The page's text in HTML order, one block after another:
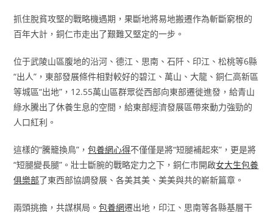
抓住脫貧攻堅的戰略機遇期，果斷地將易地搬遷作為斬斷窮根的
百年大計，銅仁市走出了艱難又堅定的一步。
位于武陵山區腹地的沿河、德江、思南、石阡、印江、松桃等6縣
“出人”，東部發展條件相對較好的碧江、萬山、大龍、銅仁高新區
等城區“出地”，12.55萬山區群眾從西部向東部遷徙進發，給青山
綠水騰出了休養生息的空間，給東部經濟發展區帶來動力強勁的
人口紅利。
這樣的“騰籠換鳥”，包養網心得不僅僅是將“短腿補起來”，更是將
“短腿變長腿”。壯士斷腕的戰略定力之下，銅仁市開啟女大生包養
俱樂部了東西部協調發展、各美其美、美美與共的嶄新篇章。
兩頭挑擔，共謀棋局。包養網遷出地，印江、思南等各縣基層干